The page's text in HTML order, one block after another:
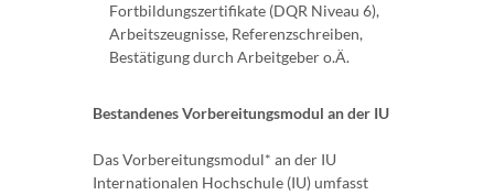
Fortbildungszertifikate (DQR Niveau 6),
Arbeitszeugnisse, Referenzschreiben,
Bestätigung durch Arbeitgeber o.Ä.
Bestandenes Vorbereitungsmodul an der IU
Das Vorbereitungsmodul* an der IU
Internationalen Hochschule (IU) umfasst